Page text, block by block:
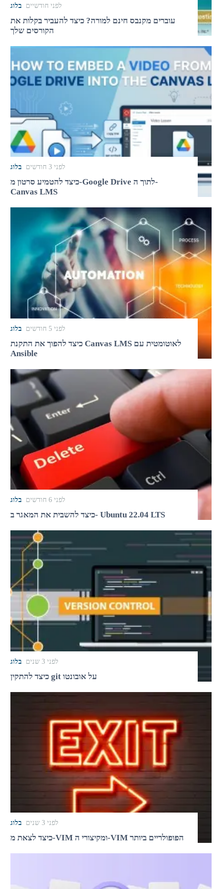
בלוג לפני חודשיים
עוברים מקנבס חינם למורה? כיצד להעביר בקלות את
הקורסים שלך
בלוג לפני 3 חודשים
כיצד להטמיע סרטון מ-Google Drive לתוך ה-
Canvas LMS
בלוג לפני 5 חודשים
כיצד להפוך את התקנת Canvas LMS לאוטומטית עם
Ansible
בלוג לפני 6 חודשים
כיצד להשבית את המאגר ב- Ubuntu 22.04 LTS
בלוג לפני 3 שנים
כיצד להתקין git על אובונטו
בלוג לפני 3 שנים
כיצד לצאת מ-VIM ומקיצורי ה-VIM הפופולריים ביותר